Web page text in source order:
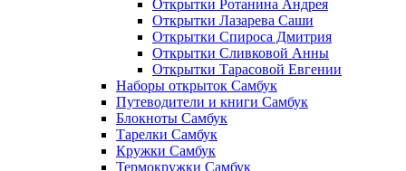
Открытки Ротанина Андрея
Открытки Лазарева Саши
Открытки Спироса Дмитрия
Открытки Сливковой Анны
Открытки Тарасовой Евгении
Наборы открыток Самбук
Путеводители и книги Самбук
Блокноты Самбук
Тарелки Самбук
Кружки Самбук
Термокружки Самбук